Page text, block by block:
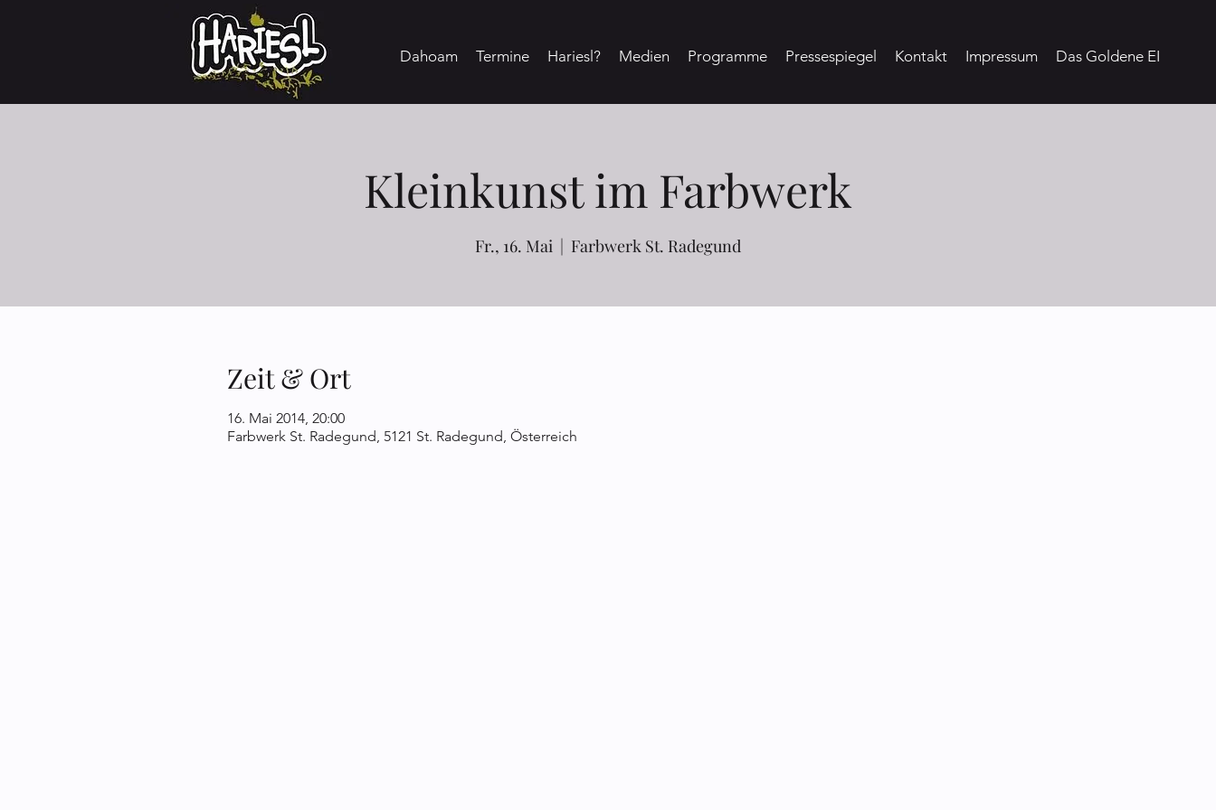
Dahoam Termine Hariesl? Medien Programme Pressespiegel Kontakt Impressum Das Goldene EI
Kleinkunst im Farbwerk
Fr., 16. Mai
  |
Farbwerk St. Radegund
Zeit & Ort
16. Mai 2014, 20:00
Farbwerk St. Radegund, 5121 St. Radegund, Österreich